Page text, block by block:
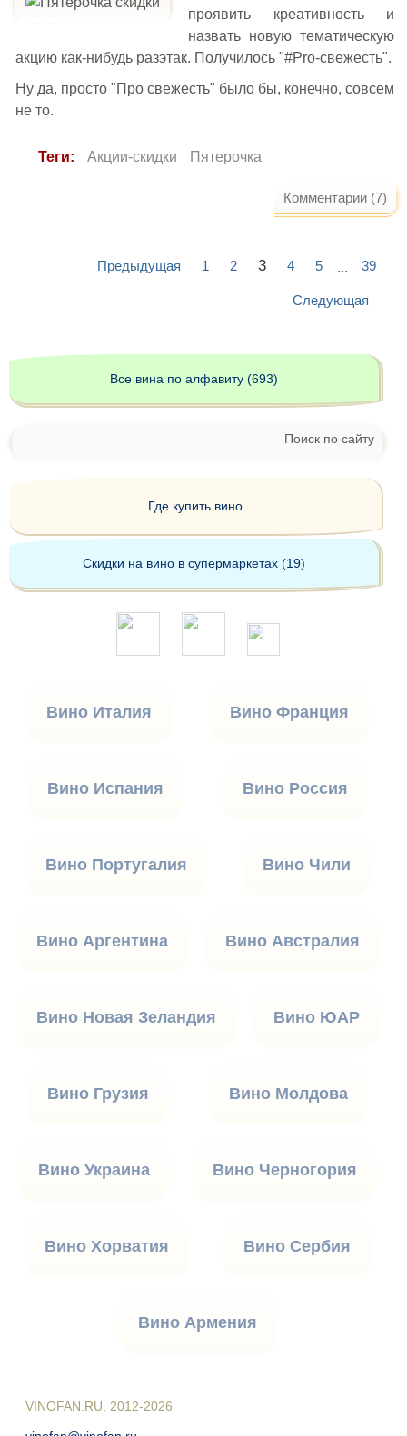
проявить креативность и
назвать новую тематическую
акцию как-нибудь разэтак. Получилось "#Pro-свежесть".
Ну да, просто "Про свежесть" было бы, конечно, совсем
не то.
Теги: Акции-скидки Пятерочка
Комментарии (7)
Предыдущая 1 2 3 4 5 ... 39
Следующая
Все вина по алфавиту (693)
Поиск по сайту
Где купить вино
Скидки на вино в супермаркетах (19)
Вино Италия Вино Франция
Вино Испания Вино Россия
Вино Португалия Вино Чили
Вино Аргентина Вино Австралия
Вино Новая Зеландия Вино ЮАР
Вино Грузия Вино Молдова
Вино Украина Вино Черногория
Вино Хорватия Вино Сербия
Вино Армения
VINOFAN.RU, 2012-2026